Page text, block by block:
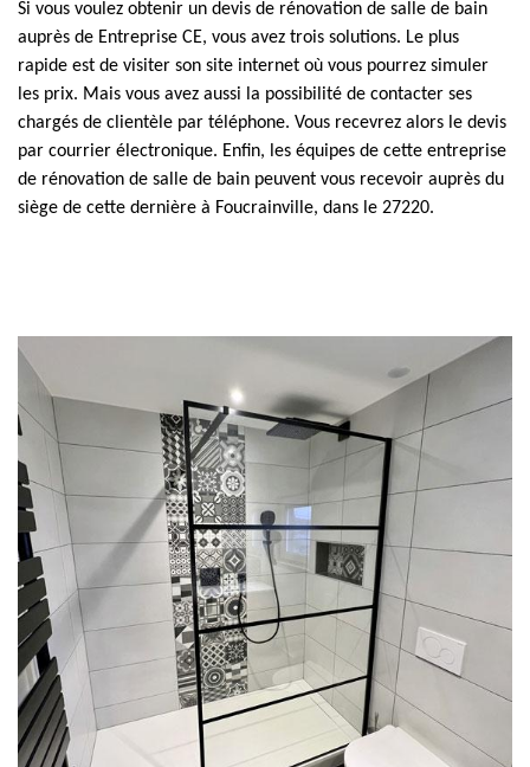
Si vous voulez obtenir un devis de rénovation de salle de bain
auprès de Entreprise CE, vous avez trois solutions. Le plus
rapide est de visiter son site internet où vous pourrez simuler
les prix. Mais vous avez aussi la possibilité de contacter ses
chargés de clientèle par téléphone. Vous recevrez alors le devis
par courrier électronique. Enfin, les équipes de cette entreprise
de rénovation de salle de bain peuvent vous recevoir auprès du
siège de cette dernière à Foucrainville, dans le 27220.